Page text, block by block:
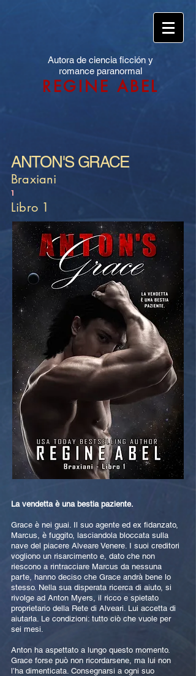
Autora de ciencia ficción y
romance paranormal
REGINE ABEL
ANTON'S GRACE
Braxiani
1
Libro 1
La vendetta è una bestia paziente.
Grace è nei guai. Il suo agente ed ex fidanzato,
Marcus, è fuggito, lasciandola bloccata sulla
nave del piacere Alveare Venere. I suoi creditori
vogliono un risarcimento e, dato che non
riescono a rintracciare Marcus da nessuna
parte, hanno deciso che Grace andrà bene lo
stesso. Nella sua disperata ricerca di aiuto, si
rivolge ad Anton Myers, il ricco e spietato
proprietario della Rete di Alveari. Lui accetta di
aiutarla. Le condizioni: tutto ciò che vuole per
sei mesi.
Anton ha aspettato a lungo questo momento.
Grace forse può non ricordarsene, ma lui non
l’ha dimenticata. Consegnarsi a ogni suo